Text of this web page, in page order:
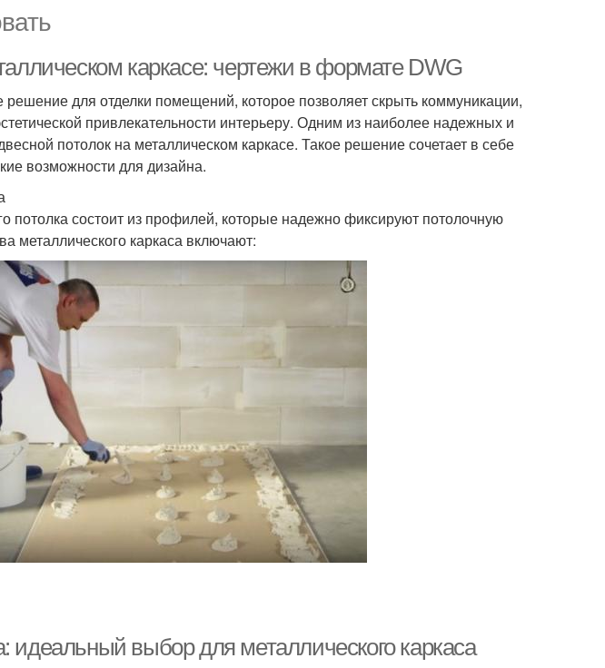
каркасе: чертежи в формате DWG
для отделки помещений, которое позволяет скрыть коммуникации,
привлекательности интерьеру. Одним из наиболее надежных и
потолок на металлическом каркасе. Такое решение сочетает в себе
возможности для дизайна.
потолка состоит из профилей, которые надежно фиксируют потолочную
металлического каркаса включают:
идеальный выбор для металлического каркаса